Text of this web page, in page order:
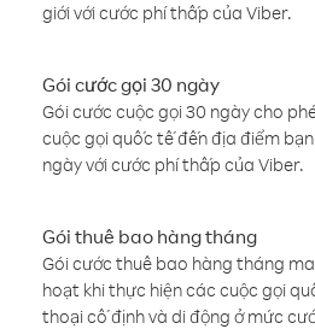
giới với cước phí thấp của Viber.
Gói cước gọi 30 ngày
Gói cước cuộc gọi 30 ngày cho
cuộc gọi quốc tế đến địa điểm
ngày với cước phí thấp của Viber.
Gói thuê bao hàng tháng
Gói cước thuê bao hàng tháng
hoạt khi thực hiện các cuộc gọi
thoại cố định và di động ở mức